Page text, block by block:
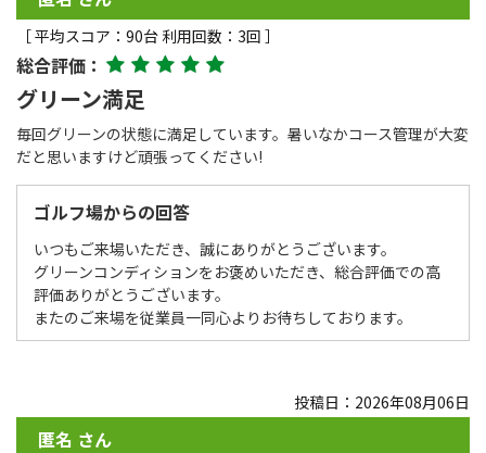
［ 平均スコア：90台 利用回数：3回 ］
総合評価：
グリーン満足
毎回グリーンの状態に満足しています。暑いなかコース管理が大変
だと思いますけど頑張ってください!
ゴルフ場からの回答
いつもご来場いただき、誠にありがとうございます。
グリーンコンディションをお褒めいただき、総合評価での高
評価ありがとうございます。
またのご来場を従業員一同心よりお待ちしております。
匿名 さん
投稿日：2026年08月06日